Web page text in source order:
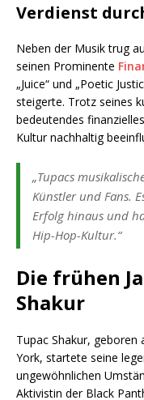
Verdienst
Neben der Musik trug
seinen Prominente
„Juice“ und „Poetic
steigerte. Trotz seines
bedeutendes
Kultur nachhaltig
„Tupacs
Künstler und Fans.
Erfolg hinaus und
Hip-Hop-Kultur.“
Die frühen
Shakur
Tupac Shakur, geboren
York, startete seine
ungewöhnlichen
Aktivistin der Black